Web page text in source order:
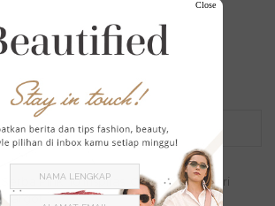
POPULAR POSTS
Serba Pink, 10 Inspirasi Outfit Barbie dari
Margot...
Close